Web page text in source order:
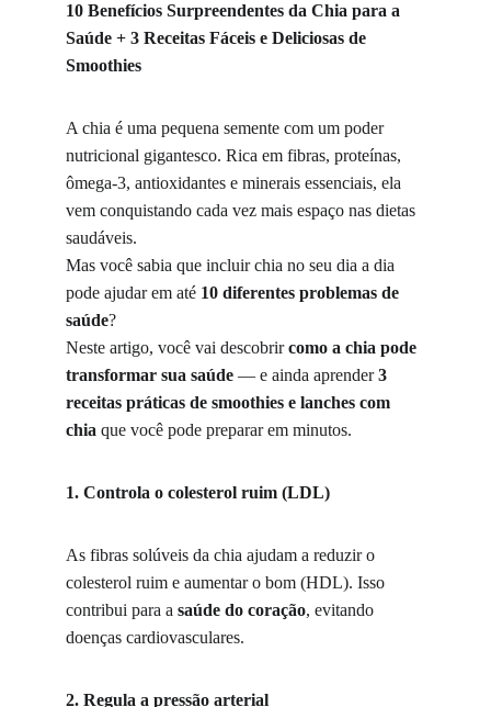
10 Benefícios Surpreendentes da Chia para a
Saúde + 3 Receitas Fáceis e Deliciosas de
Smoothies
A chia é uma pequena semente com um poder
nutricional gigantesco. Rica em fibras, proteínas,
ômega-3, antioxidantes e minerais essenciais, ela
vem conquistando cada vez mais espaço nas dietas
saudáveis.
Mas você sabia que incluir chia no seu dia a dia
pode ajudar em até 10 diferentes problemas de
saúde?
Neste artigo, você vai descobrir como a chia pode
transformar sua saúde — e ainda aprender 3
receitas práticas de smoothies e lanches com
chia que você pode preparar em minutos.
1. Controla o colesterol ruim (LDL)
As fibras solúveis da chia ajudam a reduzir o
colesterol ruim e aumentar o bom (HDL). Isso
contribui para a saúde do coração, evitando
doenças cardiovasculares.
2. Regula a pressão arterial